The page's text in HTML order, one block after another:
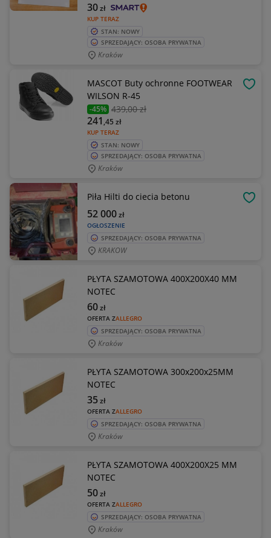
KUP TERAZ
30zł
STAN: NOWY
SPRZEDAJĄCY: OSOBA PRYWATNA
Kraków
MASCOT Buty ochronne FOOTWEAR
WILSON R-45
-45% 439,00 zł
KUP TERAZ
241 ,45 zł
STAN: NOWY
SPRZEDAJĄCY: OSOBA PRYWATNA
Kraków
Piła Hilti do ciecia betonu
OGŁOSZENIE
52 000zł
SPRZEDAJĄCY: OSOBA PRYWATNA
KRAKOW
PŁYTA SZAMOTOWA 400X200X40 MM
NOTEC
OFERTA ZALLEGRO
60zł
SPRZEDAJĄCY: OSOBA PRYWATNA
Kraków
PŁYTA SZAMOTOWA 300x200x25MM
NOTEC
OFERTA ZALLEGRO
35zł
SPRZEDAJĄCY: OSOBA PRYWATNA
Kraków
PŁYTA SZAMOTOWA 400X200X25 MM
NOTEC
OFERTA ZALLEGRO
50zł
SPRZEDAJĄCY: OSOBA PRYWATNA
Kraków